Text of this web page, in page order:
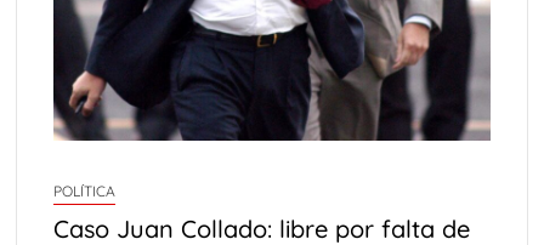
POLÍTICA
Caso Juan Collado: libre por falta de